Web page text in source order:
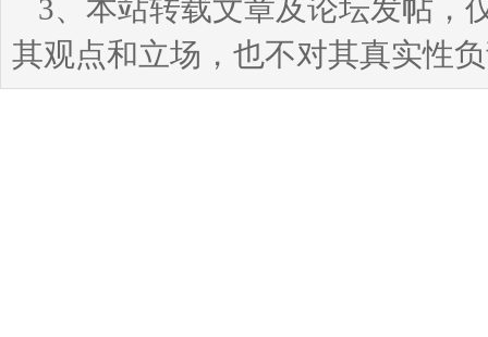
3、本站转载文章及论坛发帖，
其观点和立场，也不对其真实性